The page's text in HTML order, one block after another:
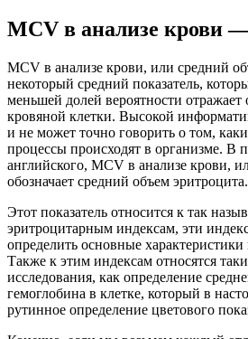
MCV в анализе крови —
MCV в анализе крови, или средний
некоторый средний показатель,
меньшей долей вероятности отражает
кровяной клетки. Высокой
и не может точно говорить о том,
процессы происходят в организме. В
английского, MCV в анализе крови,
обозначает средний объем эритроцита.
Этот показатель относится к так
эритроцитарным индексам, эти
определить основные
Также к этим индексам относятся
исследования, как определение
гемоглобина в клетке, который в
рутинное определение цветового